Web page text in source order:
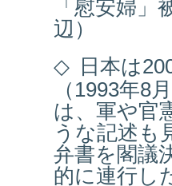
「慰安婦
辺）
◇
日本は
（1993年8
は、軍や官
うな記述も
弁書を閣議
的に連行し